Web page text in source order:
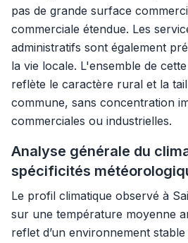
pas de grande surface
commerciale étendue. Les
administratifs sont également
la vie locale. L'ensemble de
reflète le caractère rural et la
commune, sans concentration
commerciales ou industrielles.
Analyse générale du
spécificités
Le profil climatique observé à
sur une température moyenne
reflet d’un environnement